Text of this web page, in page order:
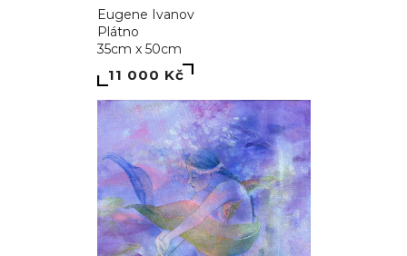
Eugene Ivanov
Plátno
35cm x 50cm
11 000 Kč